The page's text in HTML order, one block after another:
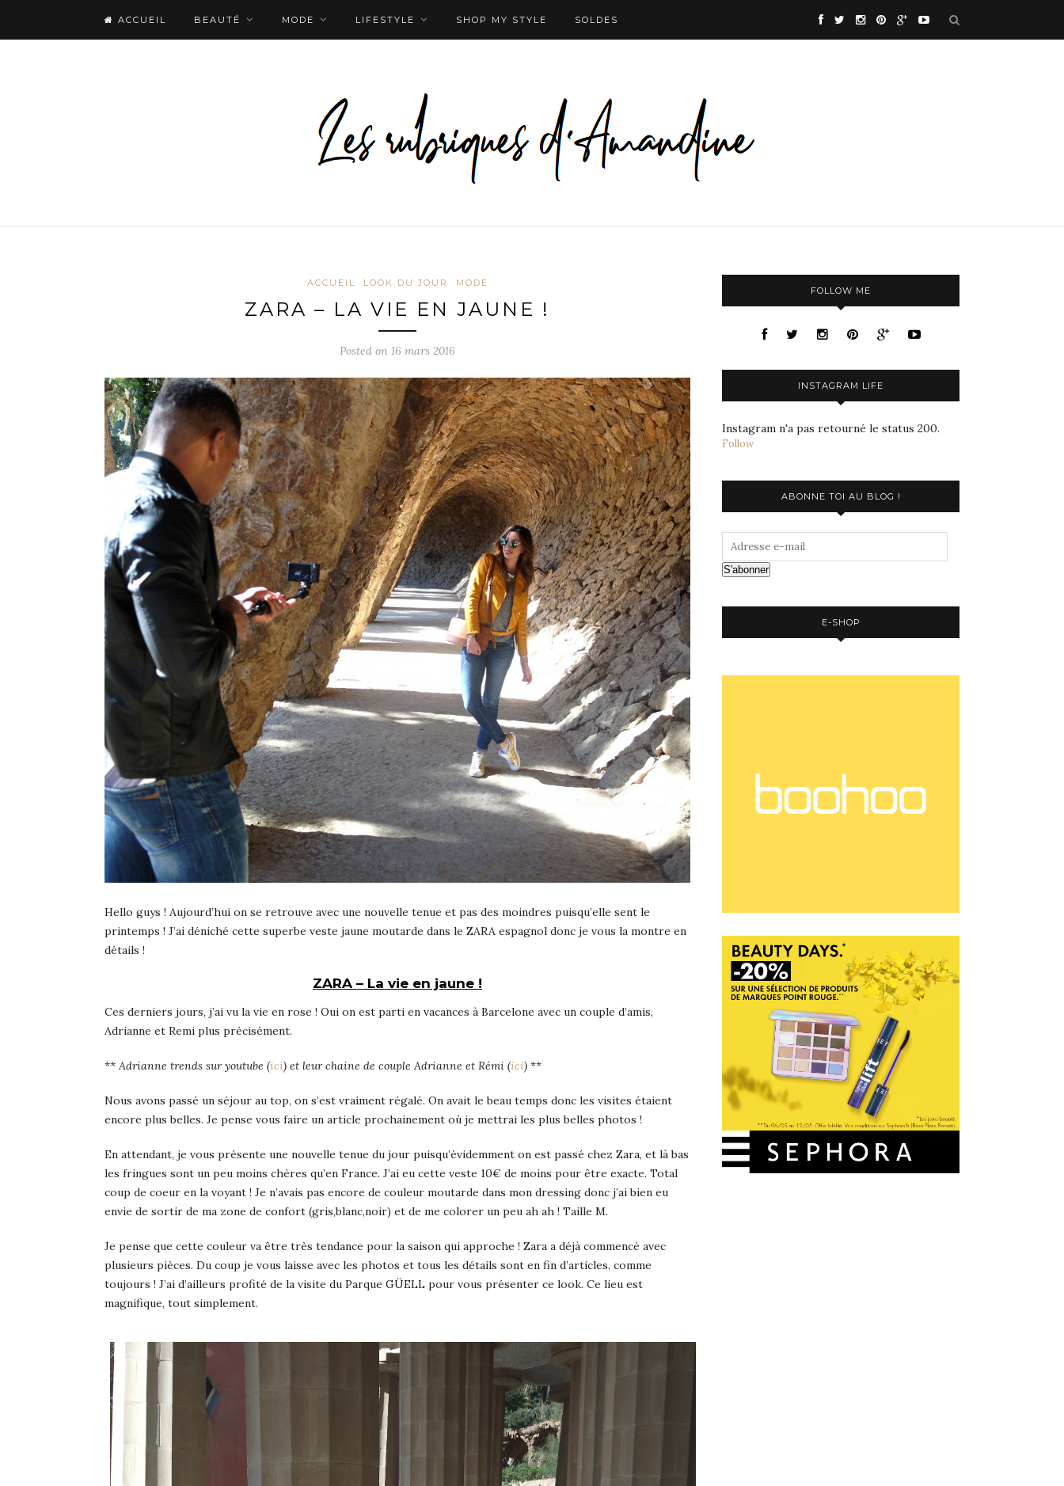
ACCUEIL BEAUTÉ MODE LIFESTYLE SHOP MY STYLE SOLDES
ACCUEIL LOOK DU JOUR MODE
ZARA – LA VIE EN JAUNE !
Posted on 16 mars 2016
Hello guys ! Aujourd’hui on se retrouve avec une nouvelle tenue et pas des moindres puisqu’elle sent le
printemps ! J’ai déniché cette superbe veste jaune moutarde dans le ZARA espagnol donc je vous la montre en
détails !
ZARA – La vie en jaune !
Ces derniers jours, j’ai vu la vie en rose ! Oui on est parti en vacances à Barcelone avec un couple d’amis,
Adrianne et Remi plus précisément.
** Adrianne trends sur youtube (ici) et leur chaine de couple Adrianne et Rémi (ici) **
Nous avons passé un séjour au top, on s’est vraiment régalé. On avait le beau temps donc les visites étaient
encore plus belles. Je pense vous faire un article prochainement où je mettrai les plus belles photos !
En attendant, je vous présente une nouvelle tenue du jour puisqu’évidemment on est passé chez Zara, et là bas
les fringues sont un peu moins chères qu’en France. J’ai eu cette veste 10€ de moins pour être exacte. Total
coup de coeur en la voyant ! Je n’avais pas encore de couleur moutarde dans mon dressing donc j’ai bien eu
envie de sortir de ma zone de confort (gris,blanc,noir) et de me colorer un peu ah ah ! Taille M.
Je pense que cette couleur va être très tendance pour la saison qui approche ! Zara a déjà commencé avec
plusieurs pièces. Du coup je vous laisse avec les photos et tous les détails sont en fin d’articles, comme
toujours ! J’ai d’ailleurs profité de la visite du Parque GÜELL pour vous présenter ce look. Ce lieu est
magnifique, tout simplement.
FOLLOW ME
INSTAGRAM LIFE
Instagram n'a pas retourné le status 200.
Follow
ABONNE TOI AU BLOG !
S'abonner
E-SHOP